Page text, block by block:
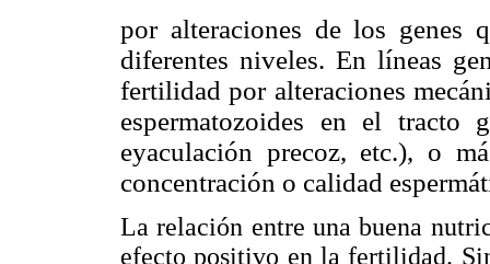
por alteraciones de los genes
diferentes niveles. En líneas
fertilidad por alteraciones
espermatozoides en el tracto
eyaculación precoz, etc.), o
concentración o calidad
La relación entre una buena
efecto positivo en la fertilidad.